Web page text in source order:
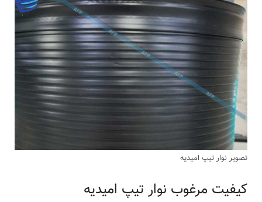
تصویر نوار تیپ امیدیه
کیفیت مرغوب نوار تیپ امیدیه